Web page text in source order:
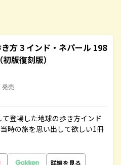
方 3 インド・ネパール 198
版復刻版）
発売
登場した地球の歩き方インド
時の旅を思い出して欲しい1冊
詳細を見る